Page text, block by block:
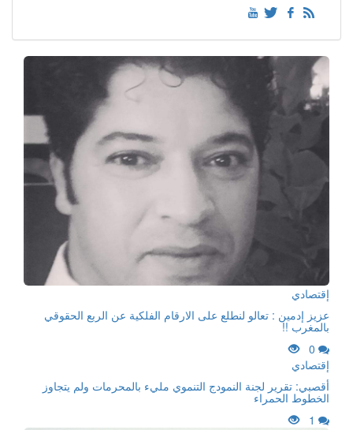
إقتصادي
عزيز إدمين : تعالو لنطلع على الارقام الفلكية عن الربع الحقوقي
بالمغرب !!
0
إقتصادي
أقصبي: تقرير لجنة النمودج التنموي مليء بالمحرمات ولم يتجاوز
الخطوط الحمراء
1